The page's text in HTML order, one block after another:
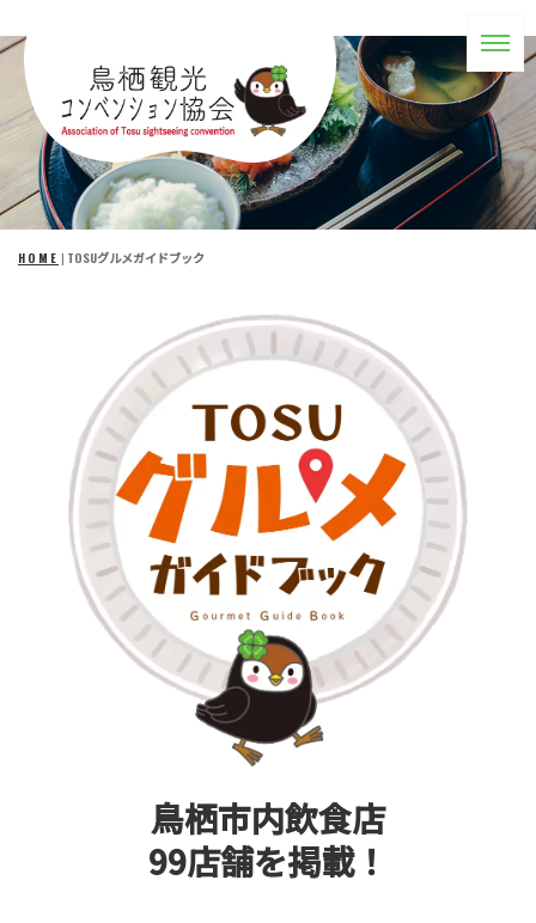
HOME | TOSUグルメガイドブック
鳥栖市内飲食店
99店舗を掲載！